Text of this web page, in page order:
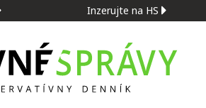
Inzerujte na HS